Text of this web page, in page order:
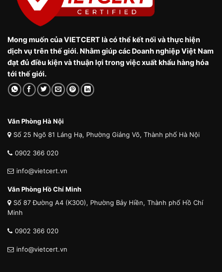
Mong muốn của VIETCERT là có thể kết nối và thực hiện
dịch vụ trên thế giới. Nhằm giúp các Doanh nghiệp Việt Nam
đạt đủ điều kiện và thuận lợi trong việc xuất khẩu hàng hóa
tới thế giới.
Văn Phòng Hà Nội
Số 25 Ngõ 81 Láng Hạ, Phường Giảng Võ, Thành phố Hà Nội
0902 366 020
info@vietcert.vn
Văn Phòng Hồ Chí Minh
Số 87 Đường A4 (K300), Phường Bảy Hiền, Thành phố Hồ Chí
Minh
0902 366 020
info@vietcert.vn